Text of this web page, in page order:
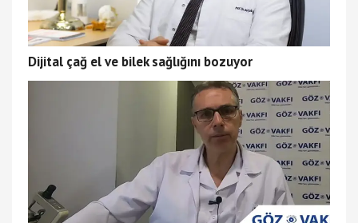
Dijital çağ el ve bilek sağlığını bozuyor